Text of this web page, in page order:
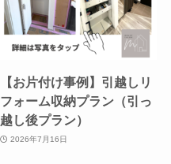
【お片付け事例】引越しリ
フォーム収納プラン（引っ
越し後プラン）
2026年7月16日